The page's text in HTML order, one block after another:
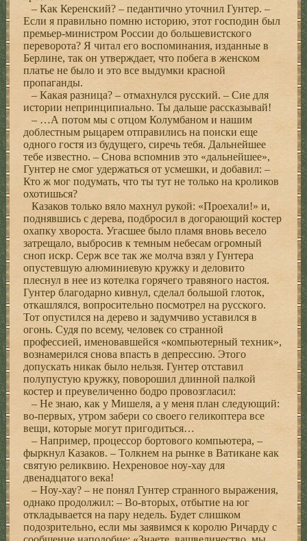
– Как Керенский? – педантично уточнил Гунтер. –
Если я правильно помню историю, этот господин был
премьер-министром России до большевистского
переворота? Я читал его воспоминания, изданные в
Берлине, так он утверждает, что побега в женском
платье не было и это все выдумки красной
пропаганды.
– Какая разница? – отмахнулся русский. – Сие для
истории непринципиально. Ты дальше рассказывай!
– …А потом мы с отцом Колумбаном и нашим
доблестным рыцарем отправились на поиски еще
одного гостя из будущего, сиречь тебя. Дальнейшее
тебе известно. – Снова вспомнив это «дальнейшее»,
Гунтер не смог удержаться от усмешки, и добавил: –
Кто ж мог подумать, что ты тут не только на кроликов
охотишься?
Казаков только вяло махнул рукой: «Проехали!» и,
поднявшись с дерева, подбросил в догорающий костер
охапку хвороста. Угасшее было пламя вновь весело
затрещало, выбросив к темным небесам огромный
сноп искр. Серж все так же молча взял у Гунтера
опустевшую алюминиевую кружку и деловито
плеснул в нее из котелка горячего травяного настоя.
Гунтер благодарно кивнул, сделал большой глоток,
откашлялся, вопросительно посмотрел на русского.
Тот опустился на дерево и задумчиво уставился в
огонь. Судя по всему, человек со странной
профессией, именовавшейся «компьютерный техник»,
вознамерился снова впасть в депрессию. Этого
допускать никак было нельзя. Гунтер отставил
полупустую кружку, поворошил длинной палкой
костер и преувеличенно бодро провозгласил:
– Не знаю, как у Мишеля, а у меня план следующий:
во-первых, утром забери со своего геликоптера все
вещи, которые могут пригодиться…
– Например, процессор бортового компьютера, –
фыркнул Казаков. – Толкнем на рынке в Ватикане как
святую реликвию. Нехреновое ноу-хау для
двенадцатого века!
– Ноу-хау? – не понял Гунтер странного выражения,
однако продолжил: – Во-вторых, отбытие на юг
откладывается на пару недель. Будет слишком
подозрительно, если мы заявимся к королю Ричарду с